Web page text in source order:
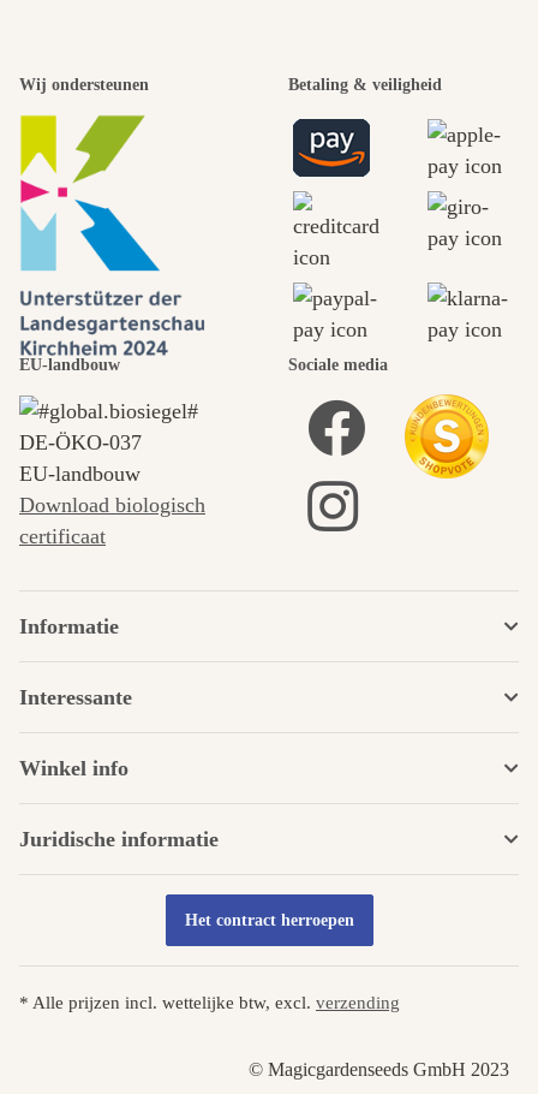
Wij ondersteunen Betaling & veiligheid
EU-landbouw
DE‑ÖKO‑037
EU-landbouw
Download biologisch
certificaat
Sociale media
Informatie
Interessante
Winkel info
Juridische informatie
Het contract herroepen
* Alle prijzen incl. wettelijke btw, excl. verzending
© Magicgardenseeds GmbH 2023